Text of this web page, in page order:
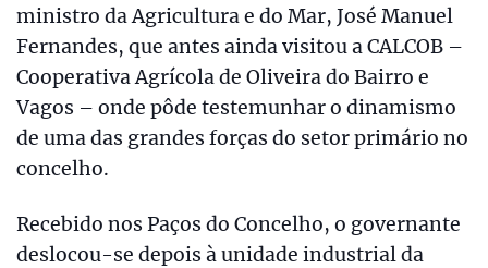
ministro da Agricultura e do Mar, José Manuel
Fernandes, que antes ainda visitou a CALCOB –
Cooperativa Agrícola de Oliveira do Bairro e
Vagos – onde pôde testemunhar o dinamismo
de uma das grandes forças do setor primário no
concelho.
Recebido nos Paços do Concelho, o governante
deslocou-se depois à unidade industrial da